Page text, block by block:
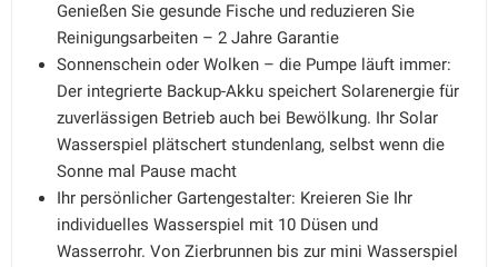
Genießen Sie gesunde Fische und reduzieren Sie
Reinigungsarbeiten – 2 Jahre Garantie
Sonnenschein oder Wolken – die Pumpe läuft immer:
Der integrierte Backup-Akku speichert Solarenergie für
zuverlässigen Betrieb auch bei Bewölkung. Ihr Solar
Wasserspiel plätschert stundenlang, selbst wenn die
Sonne mal Pause macht
Ihr persönlicher Gartengestalter: Kreieren Sie Ihr
individuelles Wasserspiel mit 10 Düsen und
Wasserrohr. Von Zierbrunnen bis zur mini Wasserspiel